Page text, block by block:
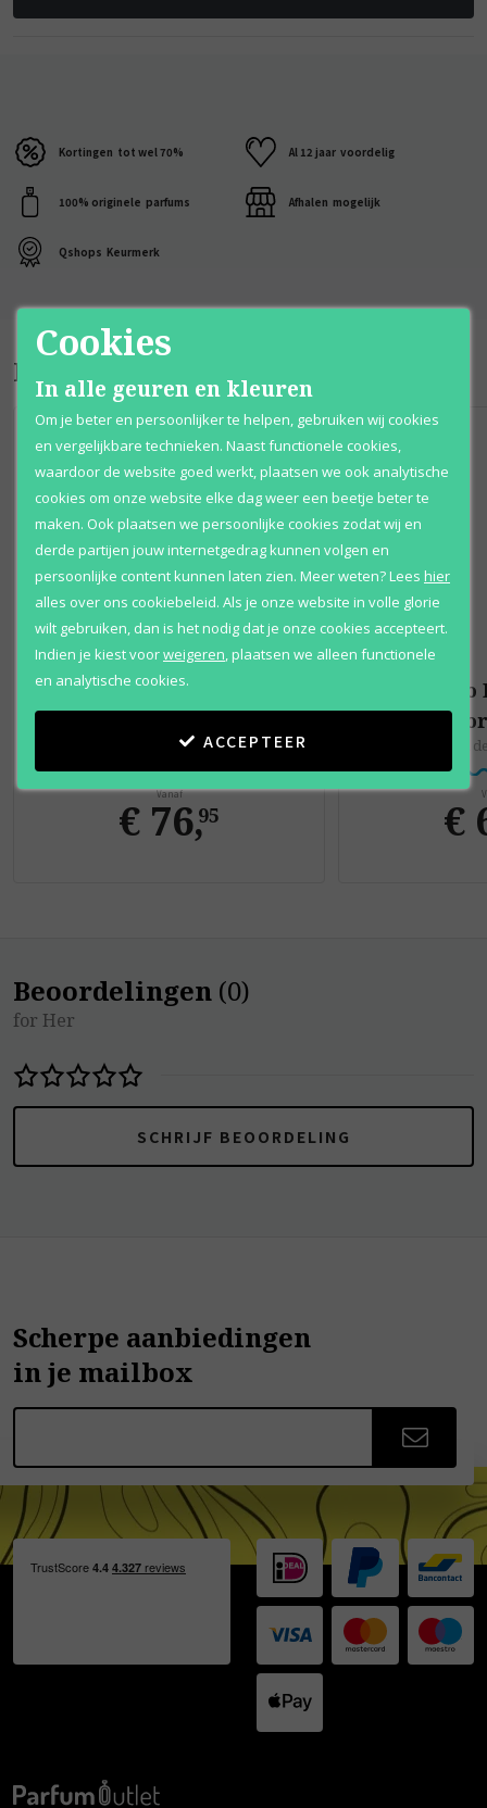
Kortingen tot wel 70% Al 12 jaar voordelig
100% originele parfums Afhalen mogelijk
Qshops Keurmerk
Bijpassende producten
Narciso Rodriguez
Eau de toilette
Vanaf
€ 76,95
Eau
€
Beoordelingen (0)
for Her
SCHRIJF BEOORDELING
Scherpe aanbiedingen
in je mailbox
Cookies
In alle geuren en kleuren
Om je beter en persoonlijker te helpen, gebruiken wij cookies
en vergelijkbare technieken. Naast functionele cookies,
waardoor de website goed werkt, plaatsen we ook analytische
cookies om onze website elke dag weer een beetje beter te
maken. Ook plaatsen we persoonlijke cookies zodat wij en
derde partijen jouw internetgedrag kunnen volgen en
persoonlijke content kunnen laten zien. Meer weten?Lees hier
alles over ons cookiebeleid. Als je onze website in volle glorie
wilt gebruiken, dan is het nodig dat je onze cookies accepteert.
Indien je kiest voorweigeren plaatsen we alleen functionele
en analytische cookies.
ACCEPTEER